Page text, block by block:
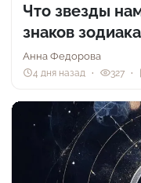
Что звезды
знаков
Анна Федорова
4 дня назад 327